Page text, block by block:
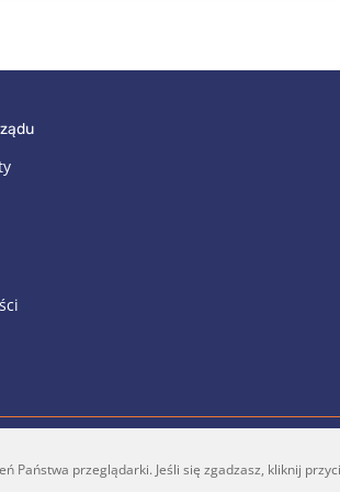
Facebook
przeglądarki. Jeśli się zgadzasz, kliknij